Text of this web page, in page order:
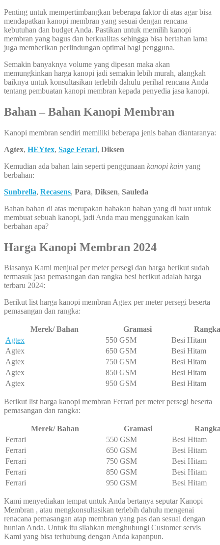
Penting untuk mempertimbangkan beberapa faktor di atas agar bisa
mendapatkan kanopi membran yang sesuai dengan rencana
kebutuhan dan budget Anda. Pastikan untuk memilih kanopi
membran yang bagus dan berkualitas sehingga bisa bertahan lama
juga memberikan perlindungan optimal bagi pengguna.
Semakin banyaknya volume yang dipesan maka akan
memungkinkan harga kanopi jadi semakin lebih murah, alangkah
baiknya untuk konsultasikan terlebih dahulu perihal rencana Anda
tentang pembuatan kanopi membran kepada penyedia jasa kanopi.
Bahan – Bahan Kanopi Membran
Kanopi membran sendiri memiliki beberapa jenis bahan diantaranya:
Agtex, HEYtex, Sage Ferari, Diksen
Kemudian ada bahan lain seperti penggunaan kanopi kain yang
berbahan:
Sunbrella, Recasens, Para, Diksen, Sauleda
Bahan bahan di atas merupakan bahakan bahan yang di buat untuk
membuat sebuah kanopi, jadi Anda mau menggunakan kain
berbahan apa?
Harga Kanopi Membran 2024
Biasanya Kami menjual per meter persegi dan harga berikut sudah
termasuk jasa pemasangan dan rangka besi berikut adalah harga
terbaru 2024:
Berikut list harga kanopi membran Agtex per meter persegi beserta
pemasangan dan rangka:
Merek/ Bahan Gramasi
Rangka
Agtex
550 GSM
Besi Hitam
Agtex
650 GSM
Besi Hitam
Agtex
750 GSM
Besi Hitam
Agtex
850 GSM
Besi Hitam
Agtex
950 GSM Besi Hitam
Berikut list harga kanopi membran Ferrari per meter persegi beserta
pemasangan dan rangka:
Merek/ Bahan Gramasi
Ferrari
550 GSM
Besi Hitam
Ferrari
650 GSM
Besi Hitam
Ferrari
750 GSM
Besi Hitam
Ferrari
850 GSM
Besi Hitam
Ferrari
950 GSM Besi Hitam
Kami menyediakan tempat untuk Anda bertanya seputar Kanopi
Membran , atau mengkonsultasikan terlebih dahulu mengenai
renacana pemasangan atap membran yang pas dan sesuai dengan
hunian Anda. Untuk itu silahkan menghubungi Customer servis
Kami yang bisa terhubung dengan Anda kapanpun.